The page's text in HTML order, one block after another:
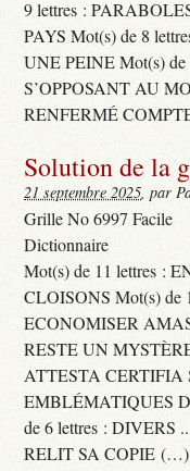
9 lettres :
PAYS Mot(s) de 8
UNE PEINE Mot(s)
S’OPPOSANT AU
RENFERMÉ
Solution de la
21 septembre 2025, par
Grille No 6997 Facile
Dictionnaire
Mot(s) de 11 lettres :
CLOISONS Mot(s)
ECONOMISER
RESTE UN
ATTESTA CERTIFIA
EMBLÉMATIQUES
de 6 lettres : DIVERS
RELIT SA COPIE (…)